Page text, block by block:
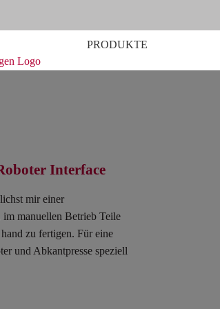
PRODUKTE
Interface
mir einer
im manuellen Betrieb Teile
zu fertigen. Für eine
und Abkantpresse speziell